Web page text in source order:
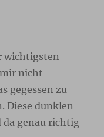
wichtigsten
nicht
gegessen zu
Diese dunklen
da genau richtig